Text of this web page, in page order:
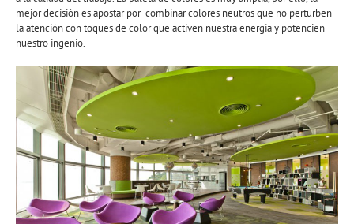
mejor decisión es apostar por combinar colores neutros que no perturben
la atención con toques de color que activen nuestra energía y potencien
nuestro ingenio.